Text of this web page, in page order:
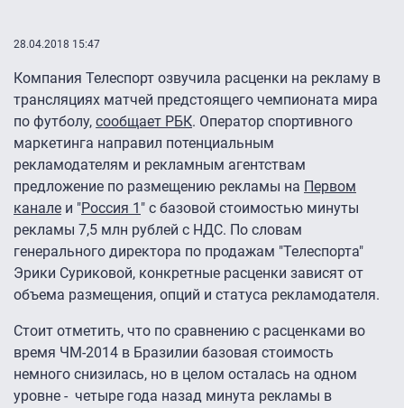
28.04.2018 15:47
Компания Телеспорт озвучила расценки на рекламу в
трансляциях матчей предстоящего чемпионата мира
по футболу, сообщает РБК. Оператор спортивного
маркетинга направил потенциальным
рекламодателям и рекламным агентствам
предложение по размещению рекламы на Первом
канале и "Россия 1 " с базовой стоимостью минуты
рекламы 7,5 млн рублей с НДС. По словам
генерального директора по продажам "Телеспорта"
Эрики Суриковой, конкретные расценки зависят от
объема размещения, опций и статуса рекламодателя.
Стоит отметить, что по сравнению с расценками во
время ЧМ-2014 в Бразилии базовая стоимость
немного снизилась, но в целом осталась на одном
уровне - четыре года назад минута рекламы в